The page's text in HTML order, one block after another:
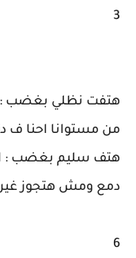
3
هتفت نظلي بغضب :
من مستوانا احنا ف
هتف سليم بغضب :
دمع ومش هتجوز
6